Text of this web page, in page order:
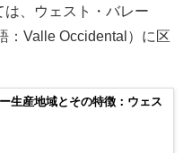
は、ウェスト・バレー
：Valle Occidental）に区
生産地域とその特徴：ウェス